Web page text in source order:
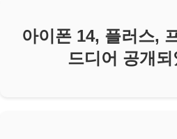
아이폰 14, 플러스,
드디어 공개